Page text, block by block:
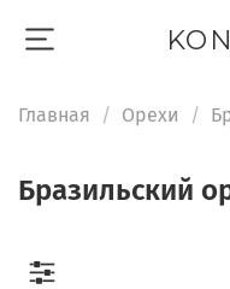
Главная Орехи
Бразильский